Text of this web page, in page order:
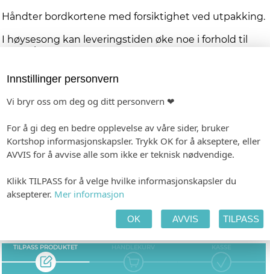
Håndter bordkortene med forsiktighet ved utpakking.
I høysesong kan leveringstiden øke noe i forhold til
normalen.
Personlig tilpasning
automatisk forhåndsvisning. Mail med link til din forhåndsvisning
sendes i løpet av 2-3 virkedager etter fullført ordre
Format: 82 x 104 mm-Minimumsbestilling: 10
pr. stk.
TILPASS PRODUKTET HANDLEKURV KASSE
Innstillinger personvern
Vi bryr oss om deg og ditt personvern ❤
For å gi deg en bedre opplevelse av våre sider, bruker
Kortshop informasjonskapsler. Trykk OK for å akseptere, eller
AVVIS for å avvise alle som ikke er teknisk nødvendige.
Klikk TILPASS for å velge hvilke informasjonskapsler du
aksepterer. Mer informasjon
OK AVVIS TILPASS